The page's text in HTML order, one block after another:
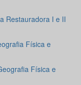
Restauradora I e II
Física e
Física e